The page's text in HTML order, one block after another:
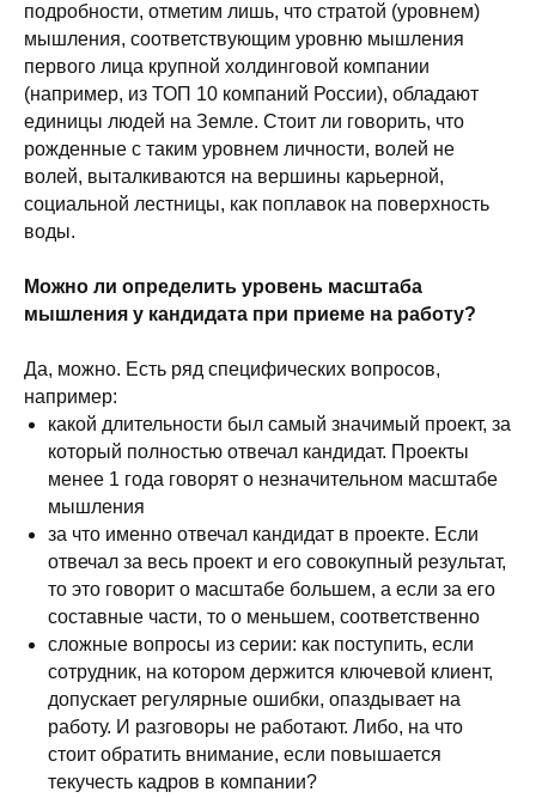
подробности, отметим лишь, что стратой (уровнем)
мышления, соответствующим уровню мышления
первого лица крупной холдинговой компании
(например, из ТОП 10 компаний России), обладают
единицы людей на Земле. Стоит ли говорить, что
рожденные с таким уровнем личности, волей не
волей, выталкиваются на вершины карьерной,
социальной лестницы, как поплавок на поверхность
воды.
Можно ли определить уровень масштаба
мышления у кандидата при приеме на работу?
Да, можно. Есть ряд специфических вопросов,
например:
какой длительности был самый значимый проект, за
который полностью отвечал кандидат. Проекты
менее 1 года говорят о незначительном масштабе
мышления
за что именно отвечал кандидат в проекте. Если
отвечал за весь проект и его совокупный результат,
то это говорит о масштабе большем, а если за его
составные части, то о меньшем, соответственно
сложные вопросы из серии: как поступить, если
сотрудник, на котором держится ключевой клиент,
допускает регулярные ошибки, опаздывает на
работу. И разговоры не работают. Либо, на что
стоит обратить внимание, если повышается
текучесть кадров в компании?